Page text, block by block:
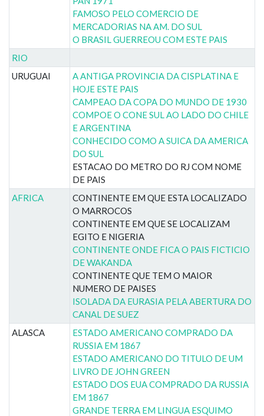
FAMOSO PELO COMERCIO DE
MERCADORIAS NA AM. DO SUL
O BRASIL GUERREOU COM ESTE PAIS
RIO
URUGUAI
A ANTIGA PROVINCIA DA CISPLATINA E
HOJE ESTE PAIS
CAMPEAO DA COPA DO MUNDO DE 1930
COMPOE O CONE SUL AO LADO DO CHILE
E ARGENTINA
CONHECIDO COMO A SUICA DA AMERICA
DO SUL
ESTACAO DO METRO DO RJ COM NOME
DE PAIS
AFRICA
CONTINENTE EM QUE ESTA LOCALIZADO
O MARROCOS
CONTINENTE EM QUE SE LOCALIZAM
EGITO E NIGERIA
CONTINENTE ONDE FICA O PAIS FICTICIO
DE WAKANDA
CONTINENTE QUE TEM O MAIOR
NUMERO DE PAISES
ISOLADA DA EURASIA PELA ABERTURA DO
CANAL DE SUEZ
ALASCA
ESTADO AMERICANO COMPRADO DA
RUSSIA EM 1867
ESTADO AMERICANO DO TITULO DE UM
LIVRO DE JOHN GREEN
ESTADO DOS EUA COMPRADO DA RUSSIA
EM 1867
GRANDE TERRA EM LINGUA ESQUIMO